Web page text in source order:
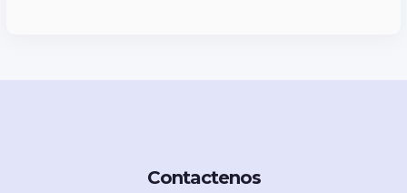
Contactenos